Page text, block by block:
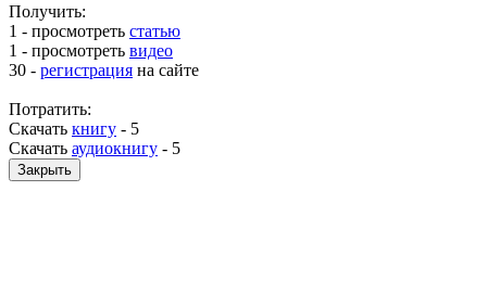
Получить:
1 - просмотреть статью
1 - просмотреть видео
30 - регистрация на сайте
Потратить:
Скачать книгу - 5
Скачать аудиокнигу - 5
Закрыть